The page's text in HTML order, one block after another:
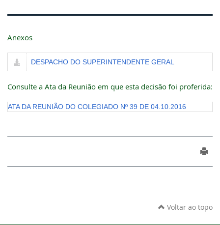
Anexos
DESPACHO DO SUPERINTENDENTE GERAL
Consulte a Ata da Reunião em que esta decisão foi proferida:
ATA DA REUNIÃO DO COLEGIADO Nº 39 DE 04.10.2016
Voltar ao topo